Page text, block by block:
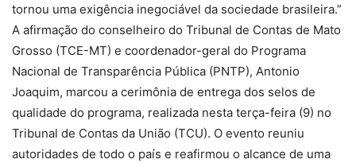
tornou uma exigência inegociável da sociedade brasileira.”
A afirmação do conselheiro do Tribunal de Contas de Mato
Grosso (TCE-MT) e coordenador-geral do Programa
Nacional de Transparência Pública (PNTP), Antonio
Joaquim, marcou a cerimônia de entrega dos selos de
qualidade do programa, realizada nesta terça-feira (9) no
Tribunal de Contas da União (TCU). O evento reuniu
autoridades de todo o país e reafirmou o alcance de uma